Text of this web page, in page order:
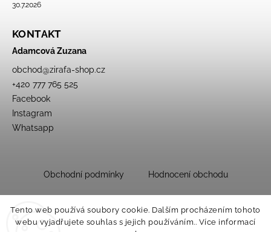
Tento web používá soubory cookie. Dalším procházením tohoto
webu vyjadřujete souhlas s jejich používáním.. Více informací
30.7.2026
KONTAKT
Adamcová Zuzana
obchod@zirafa-shop.cz
+420 777 765 525
Facebook
Instagram
Whatsapp
Obchodní podmínky Hodnocení obchodu